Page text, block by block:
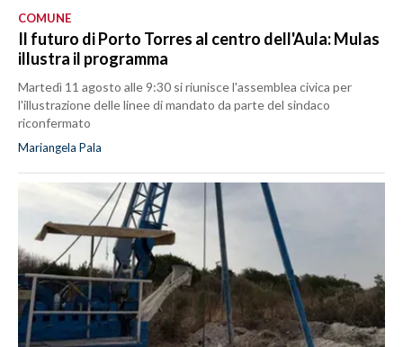
COMUNE
Il futuro di Porto Torres al centro dell'Aula: Mulas
illustra il programma
Martedì 11 agosto alle 9:30 si riunisce l'assemblea civica per
l'illustrazione delle linee di mandato da parte del sindaco
riconfermato
Mariangela Pala